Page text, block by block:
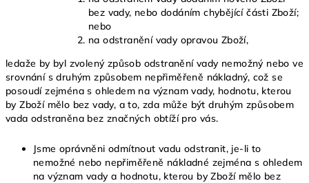
bez vady, nebo dodáním chybějící části Zboží;
nebo
na odstranění vady opravou Zboží,
ledaže by byl zvolený způsob odstranění vady nemožný nebo ve
srovnání s druhým způsobem nepřiměřeně nákladný, což se
posoudí zejména s ohledem na význam vady, hodnotu, kterou
by Zboží mělo bez vady, a to, zda může být druhým způsobem
vada odstraněna bez značných obtíží pro vás.
Jsme oprávněni odmítnout vadu odstranit, je-li to
nemožné nebo nepřiměřeně nákladné zejména s ohledem
na význam vady a hodnotu, kterou by Zboží mělo bez